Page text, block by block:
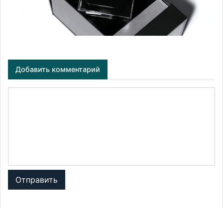
Добавить комментарий
Отправить